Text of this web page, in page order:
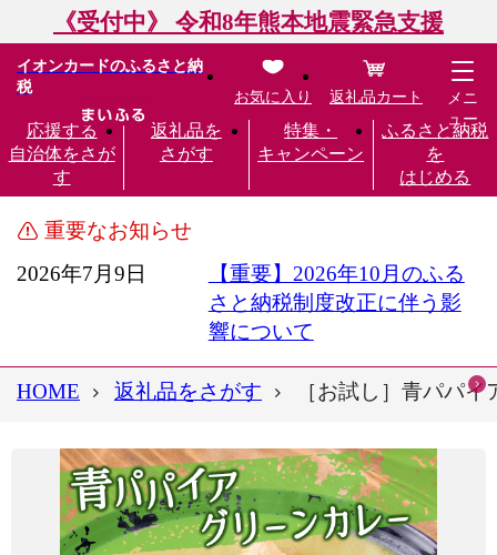
《受付中》 令和8年熊本地震緊急支援
イオンカードのふるさと納
税
応援する
自治体をさが
す
返礼品を
さがす
特集・
キャンペーン
ふるさと納税
を
はじめる
お気に入り 返礼品カート
メニ
ュー
重要なお知らせ
2026年7月9日
【重要】2026年10月のふる
さと納税制度改正に伴う影
響について
HOME 返礼品をさがす ［お試し］青パパ